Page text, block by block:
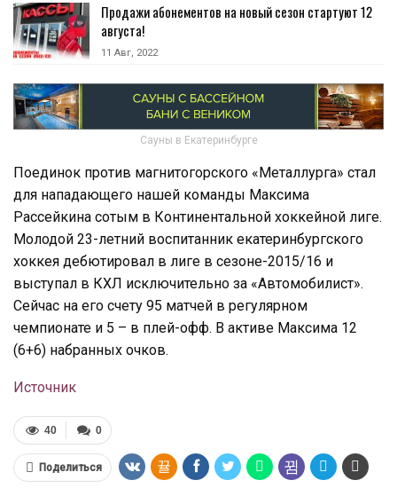
Продажи абонементов на новый сезон стартуют 12
августа!
11 Авг, 2022
Сауны в Екатеринбурге
Поединок против магнитогорского «Металлурга» стал
для нападающего нашей команды Максима
Рассейкина сотым в Континентальной хоккейной лиге.
Молодой 23-летний воспитанник екатеринбургского
хоккея дебютировал в лиге в сезоне-2015/16 и
выступал в КХЛ исключительно за «Автомобилист».
Сейчас на его счету 95 матчей в регулярном
чемпионате и 5 – в плей-офф. В активе Максима 12
(6+6) набранных очков.
Источник
0
40
Поделиться